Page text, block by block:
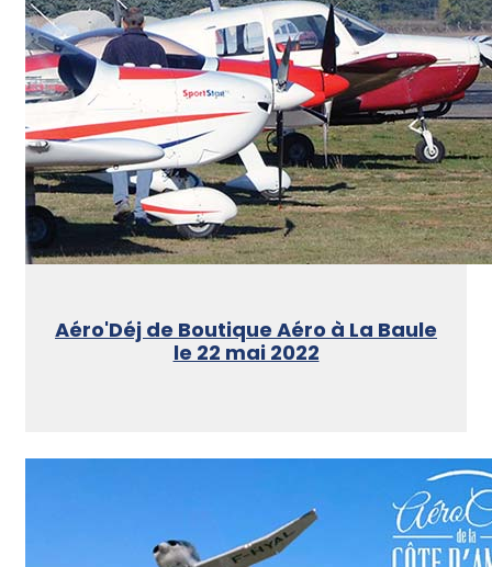
Aéro'Déj de Boutique Aéro à La Baule
le 22 mai 2022